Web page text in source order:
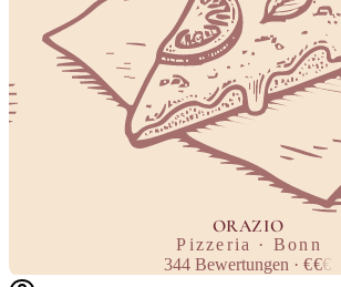
ORAZIO
Pizzeria · Bonn
344 Bewertungen ·€€€